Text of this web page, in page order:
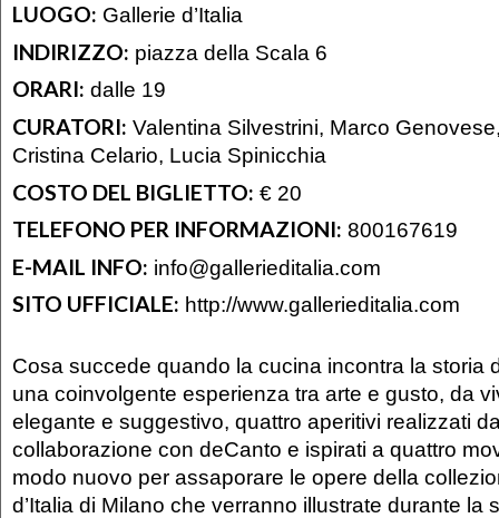
LUOGO: Gallerie d’Italia
INDIRIZZO: piazza della Scala 6
ORARI: dalle 19
CURATORI: Valentina Silvestrini, Marco
Cristina Celario, Lucia Spinicchia
COSTO DEL BIGLIETTO: € 20
TELEFONO PER INFORMAZIONI: 800167619
E-MAIL INFO: info@gallerieditalia.com
SITO UFFICIALE: http://www.gallerieditalia.com
Cosa succede quando la cucina incontra la storia
una coinvolgente esperienza tra arte e gusto, da
elegante e suggestivo, quattro aperitivi realizzati
collaborazione con deCanto e ispirati a quattro
modo nuovo per assaporare le opere della
d’Italia di Milano che verranno illustrate durante la